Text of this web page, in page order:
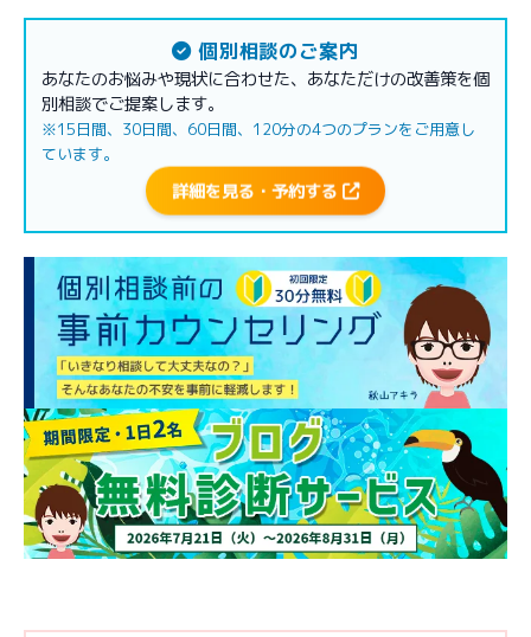
個別相談のご案内
あなたのお悩みや現状に合わせた、あなただけの改善策を個
別相談でご提案します。
※15日間、30日間、60日間、120分の4つのプランをご用意し
ています。
詳細を見る・予約する